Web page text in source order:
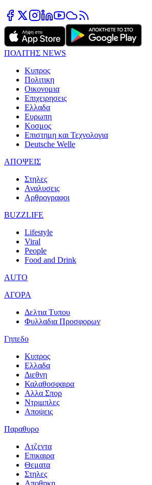
ΠΟΛΙΤΗΣ NEWS
Κυπρος
Πολιτικη
Οικονομια
Επιχειρησεις
Ελλαδα
Ευρωπη
Κοσμος
Επιστημη και Τεχνολογια
Deutsche Welle
ΑΠΟΨΕΙΣ
Στηλες
Αναλυσεις
Αρθρογραφοι
BUZZLIFE
Lifestyle
Viral
People
Food and Drink
AUTO
ΑΓΟΡΑ
Δελτια Τυπου
Φυλλαδια Προσφορων
Γηπεδο
Κυπρος
Ελλαδα
Διεθνη
Καλαθοσφαιρα
Αλλα Σπορ
Ντριμπλες
Αποψεις
Παραθυρο
Ατζεντα
Επικαιρα
Θεματα
Στηλες